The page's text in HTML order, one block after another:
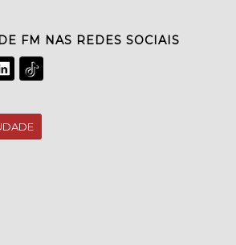
FM NAS REDES SOCIAIS